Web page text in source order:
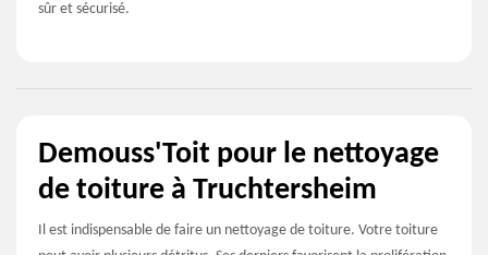
sûr et sécurisé.
Demouss'Toit pour le nettoyage
de toiture à Truchtersheim
Il est indispensable de faire un nettoyage de toiture. Votre toiture